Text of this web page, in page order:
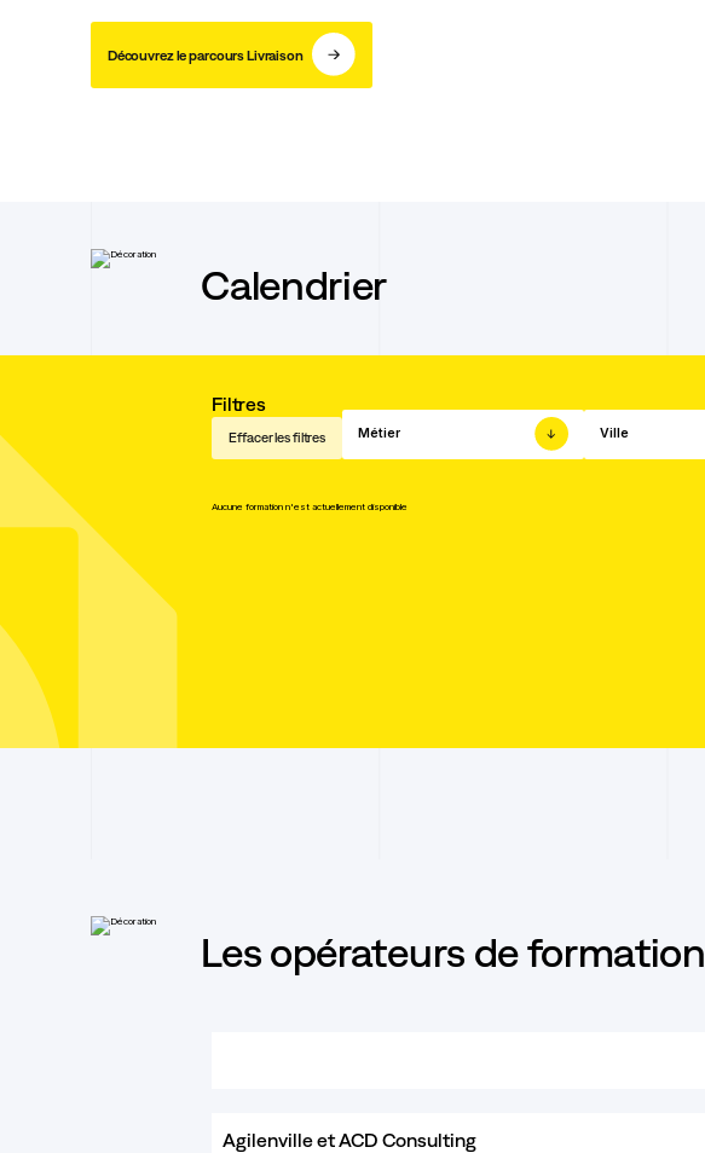
Découvrez le parcours Livraison
Calendrier
Filtres
Effacer les filtres Métier Ville
Aucune formation n'est actuellement disponible
Les opérateurs de formation
Agilenville et ACD Consulting